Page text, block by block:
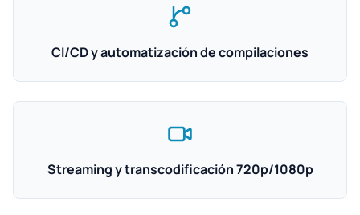
CI/CD y automatización de compilaciones
Streaming y transcodificación 720p/1080p